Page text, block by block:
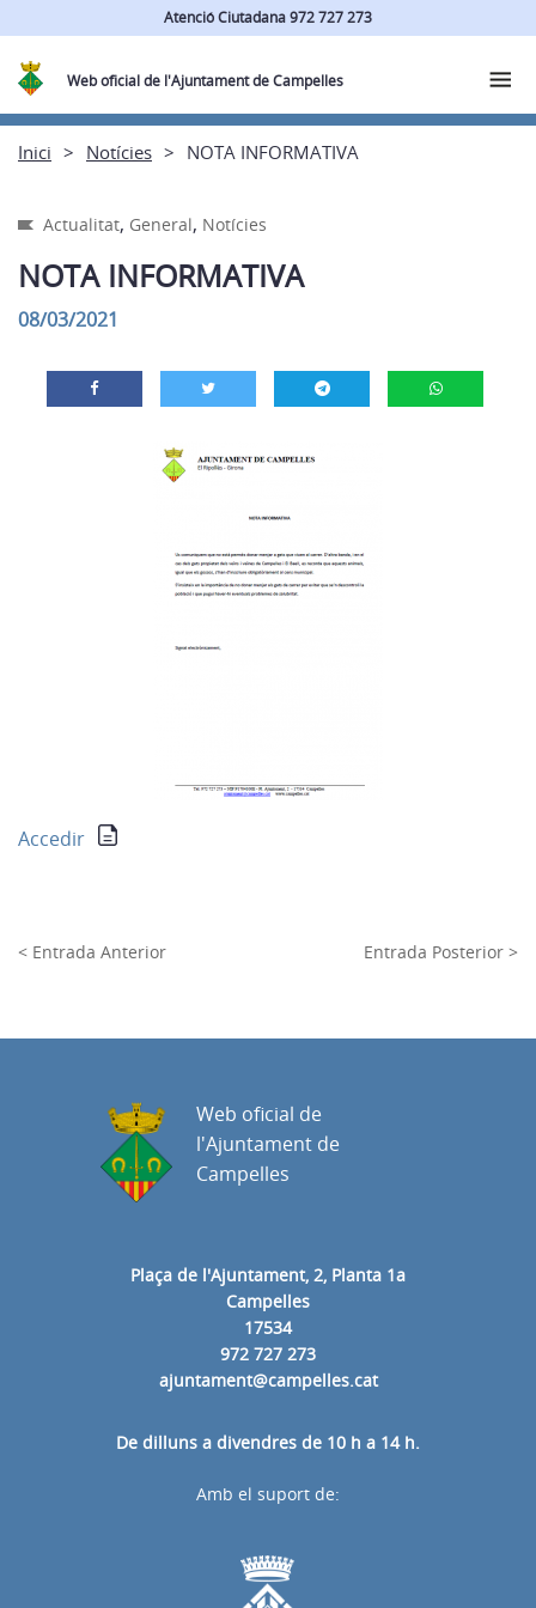
Atenció Ciutadana 972 727 273
Web oficial de l'Ajuntament de Campelles
Inici Notícies NOTA INFORMATIVA
Actualitat, General, Notícies
NOTA INFORMATIVA
08/03/2021
Accedir
< Entrada Anterior Entrada Posterior >
Plaça de l'Ajuntament, 2, Planta 1a
Campelles
17534
972 727 273
ajuntament@campelles.cat
De dilluns a divendres de 10 h a 14 h.
Web oficial de
l'Ajuntament de
Campelles
Amb el suport de: